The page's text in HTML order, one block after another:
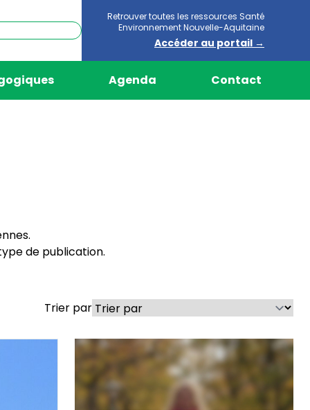
Retrouver toutes les ressources Santé
Environnement Nouvelle-Aquitaine
Accéder au portail →
Agenda Contact
de publication.
Trier par